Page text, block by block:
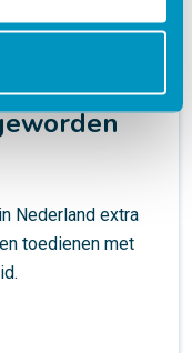
Nederland extra
toedienen met